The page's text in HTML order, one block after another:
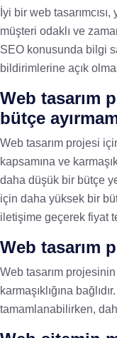
İyi bir web
müşteri odaklı ve
SEO konusunda bilgi
bildirimlerine açık
Web tasarım
bütçe
Web tasarım projesi
kapsamına ve
daha düşük bir bütçe
için daha yüksek bir
iletişime geçerek fiyat
Web tasarım
Web tasarım
karmaşıklığına
tamamlanabilirken,